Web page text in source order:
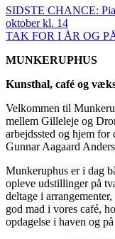
SIDSTE CHANCE:
oktober kl. 14
TAK FOR I ÅR OG
MUNKERUPHUS
Kunsthal, café og
Velkommen til
mellem Gilleleje og
arbejdssted og hjem for
Gunnar Aagaard
Munkeruphus er i dag
opleve udstillinger på
deltage i
god mad i vores café,
opdagelse i haven og